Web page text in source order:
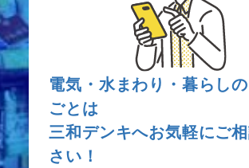
電気・水まわり・暮らし
ごとは
三和デンキへお気軽にご
さい！